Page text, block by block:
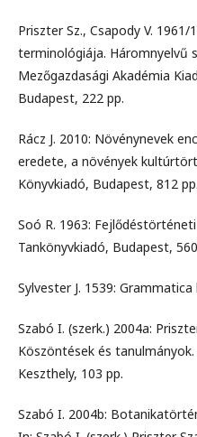
Priszter Sz., Csapody V.
terminológiája. Háromnyelvű
Mezőgazdasági Akadémia
Budapest, 222 pp.
Rácz J. 2010: Növénynevek
eredete, a növények
Könyvkiadó, Budapest, 812 pp.
Soó R. 1963:
Tankönyvkiadó, Budapest,
Sylvester J. 1539:
Szabó I. (szerk.) 2004a:
Köszöntések és
Keszthely, 103 pp.
Szabó I. 2004b: